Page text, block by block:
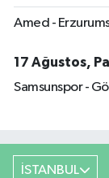
Amed -
17 Ağustos,
Samsunspor -
İSTANBUL